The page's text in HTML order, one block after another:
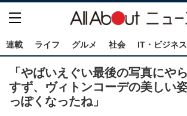
連載 ライフ グルメ 社会 IT・ビジネス
「やばいえぐい最後の写真にや
すず、ヴィトンコーデの美しい
っぽくなったね」